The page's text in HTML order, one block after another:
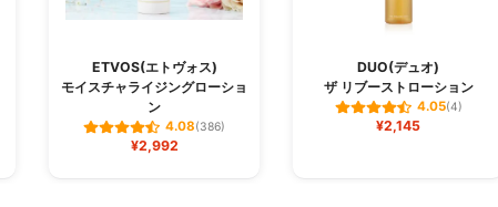
ETVOS(エトヴォス)
モイスチャライジングローショ
ン
4.08(386)
¥2,992
DUO(デュオ)
ザ リブーストローション
4.05(4)
¥2,145